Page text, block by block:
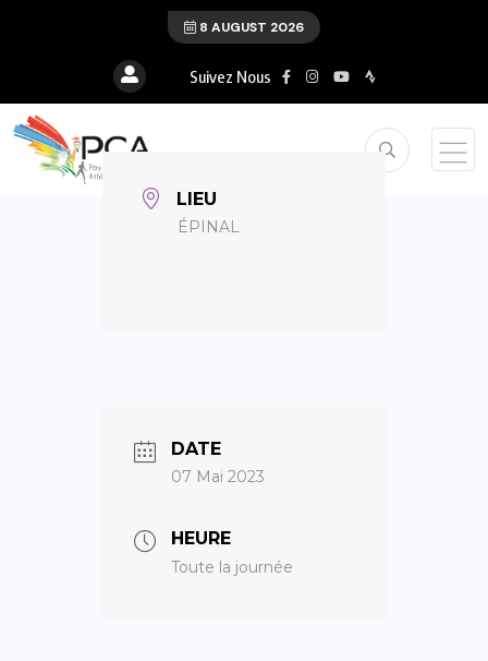
8 AUGUST 2026
Suivez Nous
LIEU
ÉPINAL
DATE
07 Mai 2023
HEURE
Toute la journée